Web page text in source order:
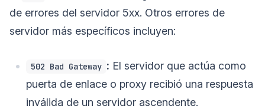
de errores del servidor 5xx. Otros errores de
servidor más específicos incluyen:
502 Bad Gateway : El servidor que actúa como
puerta de enlace o proxy recibió una respuesta
inválida de un servidor ascendente.